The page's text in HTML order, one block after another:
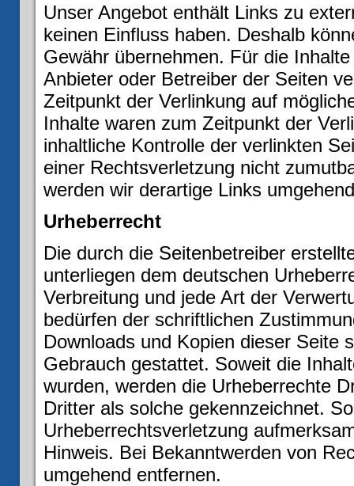
Unser Angebot enthält Links zu
keinen Einfluss haben. Deshalb
Gewähr übernehmen. Für die
Anbieter oder Betreiber der Seiten
Zeitpunkt der Verlinkung auf
Inhalte waren zum Zeitpunkt der
inhaltliche Kontrolle der verlinkten
einer Rechtsverletzung nicht
werden wir derartige Links
Urheberrecht
Die durch die Seitenbetreiber
unterliegen dem deutschen
Verbreitung und jede Art der
bedürfen der schriftlichen
Downloads und Kopien dieser Seite
Gebrauch gestattet. Soweit die
wurden, werden die Urheberrechte
Dritter als solche gekennzeichnet.
Urheberrechtsverletzung
Hinweis. Bei Bekanntwerden von
umgehend entfernen.